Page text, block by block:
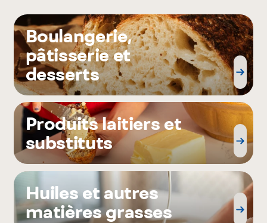
Boulangerie,
pâtisserie et
desserts
Produits laitiers et
substituts
Huiles et autres
matières grasses